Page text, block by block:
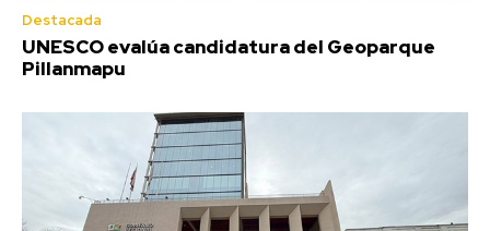
Destacada
UNESCO evalúa candidatura del Geoparque
Pillanmapu